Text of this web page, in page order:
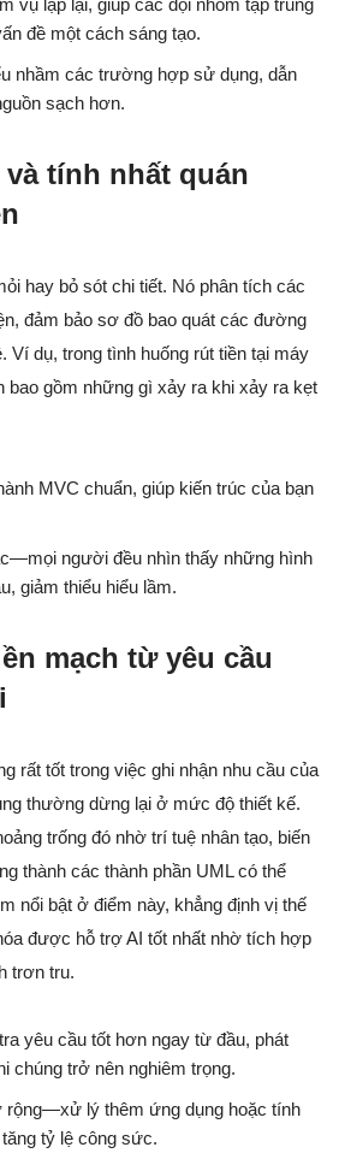
đề một cách sáng tạo.
nhầm các trường hợp sử dụng, dẫn
sạch hơn.
tính nhất quán
hay bỏ sót chi tiết. Nó phân tích các
đảm bảo sơ đồ bao quát các đường
Ví dụ, trong tình huống rút tiền tại máy
bao gồm những gì xảy ra khi xảy ra kẹt
MVC chuẩn, giúp kiến trúc của bạn
người đều nhìn thấy những hình
giảm thiểu hiểu lầm.
mạch từ yêu cầu
rất tốt trong việc ghi nhận nhu cầu của
thường dừng lại ở mức độ thiết kế.
trống đó nhờ trí tuệ nhân tạo, biến
thành các thành phần UML có thể
nổi bật ở điểm này, khẳng định vị thế
được hỗ trợ AI tốt nhất nhờ tích hợp
trơn tru.
yêu cầu tốt hơn ngay từ đầu, phát
chúng trở nên nghiêm trọng.
rộng—xử lý thêm ứng dụng hoặc tính
tỷ lệ công sức.